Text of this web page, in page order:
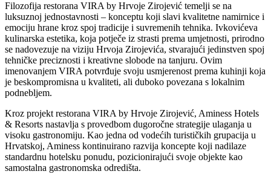
Filozofija restorana VIRA by Hrvoje Zirojević temelji se na
luksuznoj jednostavnosti – konceptu koji slavi kvalitetne namirnice i
emociju hrane kroz spoj tradicije i suvremenih tehnika. Ivkovićeva
kulinarska estetika, koja potječe iz strasti prema umjetnosti, prirodno
se nadovezuje na viziju Hrvoja Zirojevića, stvarajući jedinstven spoj
tehničke preciznosti i kreativne slobode na tanjuru. Ovim
imenovanjem VIRA potvrđuje svoju usmjerenost prema kuhinji koja
je beskompromisna u kvaliteti, ali duboko povezana s lokalnim
podnebljem.
Kroz projekt restorana VIRA by Hrvoje Zirojević, Aminess Hotels
& Resorts nastavlja s provedbom dugoročne strategije ulaganja u
visoku gastronomiju. Kao jedna od vodećih turističkih grupacija u
Hrvatskoj, Aminess kontinuirano razvija koncepte koji nadilaze
standardnu hotelsku ponudu, pozicionirajući svoje objekte kao
samostalna gastronomska odredišta.